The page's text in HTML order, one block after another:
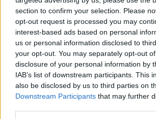
section to confirm your selection. Please
opt-out request is processed you may
interest-based ads based on personal
us or personal information disclosed to
your opt-out. You may separately opt-out
disclosure of your personal information by
IAB’s list of downstream participants. This
also be disclosed by us to third parties on
Downstream Participants that may further